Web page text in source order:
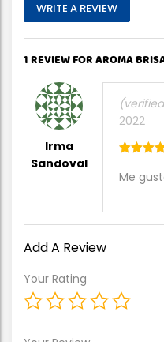
WRITE A REVIEW
1 REVIEW FOR AROMA
Irma
Sandoval
2022
Me
Add A Review
Your Rating